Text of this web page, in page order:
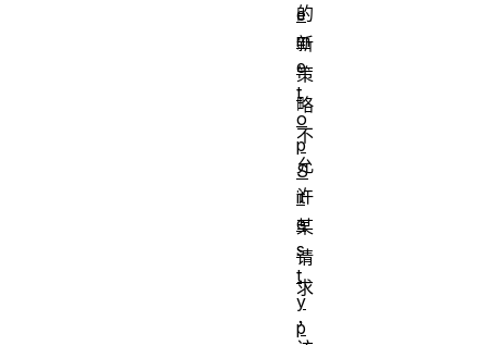
的
新
策
略
不
允
许
某
请
求
，
e
m
e
t
o
p
S
it
e
s
t
y
p